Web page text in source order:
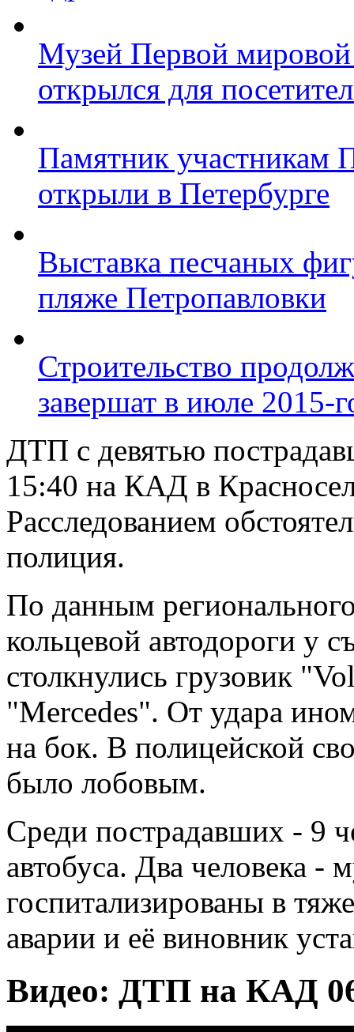
Музей Первой
открылся для
Памятник участникам
открыли в Петербурге
Выставка песчаных
пляже Петропавловки
Строительство
завершат в июле 2015-
ДТП с девятью
15:40 на КАД в
Расследованием
полиция.
По данным
кольцевой автодороги у
столкнулись грузовик
"Mercedes". От удара
на бок. В полицейской
было лобовым.
Среди пострадавших - 9
автобуса. Два человека
госпитализированы в
аварии и её виновник
Видео: ДТП на КАД